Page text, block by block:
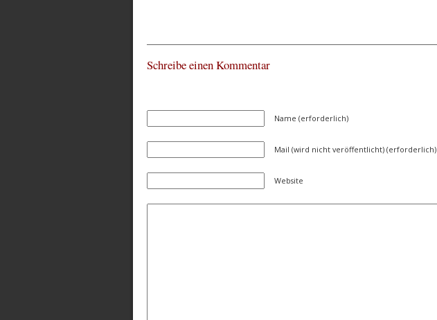
Schreibe einen Kommentar
Name (erforderlich)
Mail (wird nicht veröffentlicht) (erforderlich)
Website